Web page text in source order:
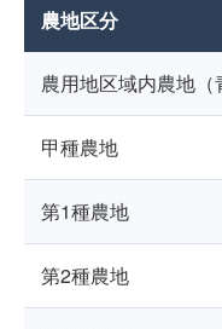
農地区分
農用地区域内農地（
甲種農地
第1種農地
第2種農地